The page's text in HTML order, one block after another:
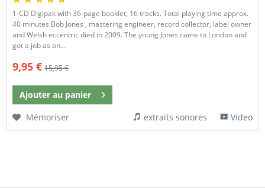
1-CD Digipak with 36-page booklet, 16 tracks. Total playing time approx.
40 minutes Bob Jones , mastering engineer, record collector, label owner
and Welsh eccentric died in 2009. The young Jones came to London and
got a job as an...
9,95 € 15,95 €
Ajouter au panier
Mémoriser
extraits sonores Video